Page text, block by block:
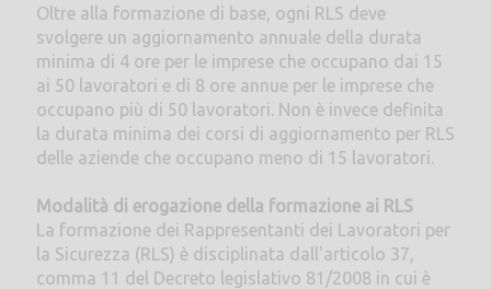
Oltre alla formazione di base, ogni RLS deve
svolgere un aggiornamento annuale della durata
minima di 4 ore per le imprese che occupano dai 15
ai 50 lavoratori e di 8 ore annue per le imprese che
occupano più di 50 lavoratori. Non è invece definita
la durata minima dei corsi di aggiornamento per RLS
delle aziende che occupano meno di 15 lavoratori.
Modalità di erogazione della formazione ai RLS
La formazione dei Rappresentanti dei Lavoratori per
la Sicurezza (RLS) è disciplinata dall'articolo 37,
comma 11 del Decreto legislativo 81/2008 in cui è